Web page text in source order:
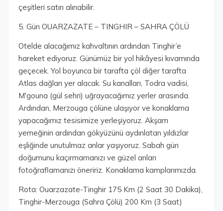
çeşitleri satın alınabilir.
5. Gün OUARZAZATE – TINGHIR – SAHRA ÇÖLÜ
Otelde alacağımız kahvaltının ardından Tinghir’e
hareket ediyoruz. Günümüz bir yol hikâyesi kıvamında
geçecek. Yol boyunca bir tarafta çöl diğer tarafta
Atlas dağları yer alacak. Su kanalları, Todra vadisi,
M'gouna (gül sehri) uğrayacağımız yerler arasında.
Ardından, Merzouga çölüne ulaşıyor ve konaklama
yapacağımız tesisimize yerleşiyoruz. Akşam
yemeğinin ardından gökyüzünü aydınlatan yıldızlar
eşliğinde unutulmaz anlar yaşıyoruz. Sabah gün
doğumunu kaçırmamanızı ve güzel anları
fotoğraflamanızı öneririz. Konaklama kamplarımızda.
Rota: Ouarzazate-Tinghir 175 Km (2 Saat 30 Dakika),
Tinghir-Merzouga (Sahra Çölü) 200 Km (3 Saat)